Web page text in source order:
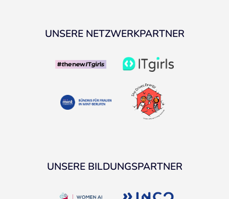
UNSERE NETZWERKPARTNER
UNSERE BILDUNGSPARTNER